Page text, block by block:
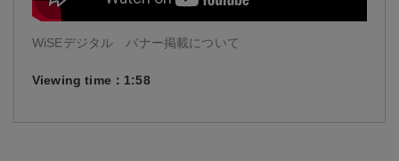
WiSEデジタル バナー掲載について
Viewing time：1:58